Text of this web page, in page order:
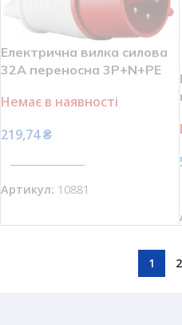
Електрична вилка силова
32А переносна 3Р+N+РЕ
Немає в наявності
219,74₴
Артикул: 10881
1 2